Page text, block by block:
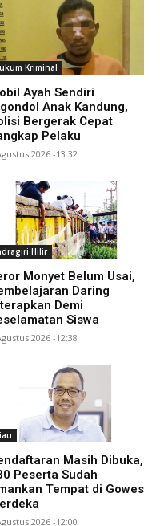
Kriminal
Ayah Sendiri
Anak Kandung,
Bergerak Cepat
Pelaku
2026 -13:32
Hilir
Monyet Belum Usai,
Daring
Demi
Siswa
2026 -12:38
Masih Dibuka,
Peserta Sudah
Tempat di Gowes
2026 -12:00